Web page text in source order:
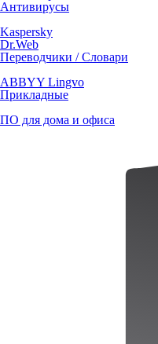
Антивирусы
Kaspersky
Dr.Web
Переводчики / Словари
ABBYY Lingvo
Прикладные
ПО для дома и офиса